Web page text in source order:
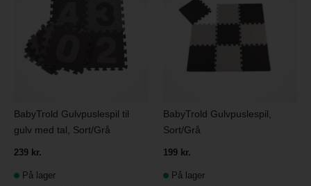
BabyTrold Gulvpuslespil til
gulv med tal, Sort/Grå
239 kr.
På lager
BabyTrold Gulvpuslespil,
Sort/Grå
199 kr.
På lager